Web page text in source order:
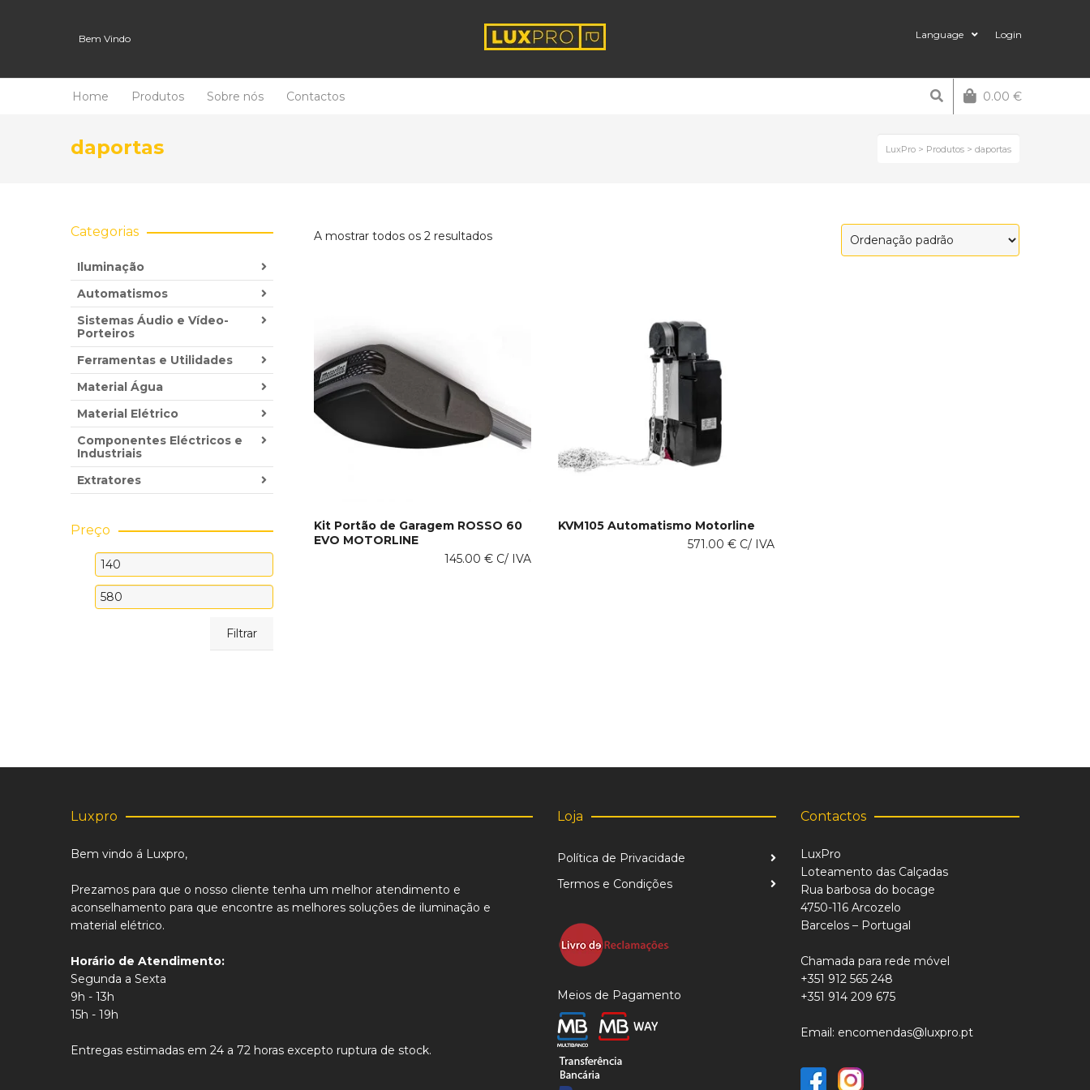
Bem Vindo Language Login
Home Produtos Sobre nós Contactos 0.00 €
daportas LuxPro > Produtos > daportas
A mostrar todos os 2 resultados
Kit Portão de Garagem ROSSO 60
EVO MOTORLINE
145.00 €C/ IVA
ADICIONAR AO CARRINHO
KVM105 Automatismo Motorline
571.00€ C/ IVA
Categorias
Iluminação
Automatismos
Sistemas Áudio e Vídeo-
Porteiros
Ferramentas e Utilidades
Material Água
Material Elétrico
Componentes Eléctricos e
Industriais
Extratores
Preço
Preço
mínimo
Preço
máximo
Filtrar
Luxpro
Bem vindo á Luxpro,
Prezamos para que o nosso cliente tenha um melhor atendimento e
aconselhamento para que encontre as melhores soluções de iluminação e
material elétrico.
Horário de Atendimento:
Segunda a Sexta
9h - 13h
15h - 19h
Entregas estimadas em 24 a 72 horas excepto ruptura de stock.
Loja
Política de Privacidade
Termos e Condições
Meios de Pagamento
Contactos
LuxPro
Loteamento das Calçadas
Rua barbosa do bocage
4750-116 Arcozelo
Barcelos – Portugal
Chamada para rede móvel
+351 912 565 248
+351 914 209 675
Email: encomendas@luxpro.pt